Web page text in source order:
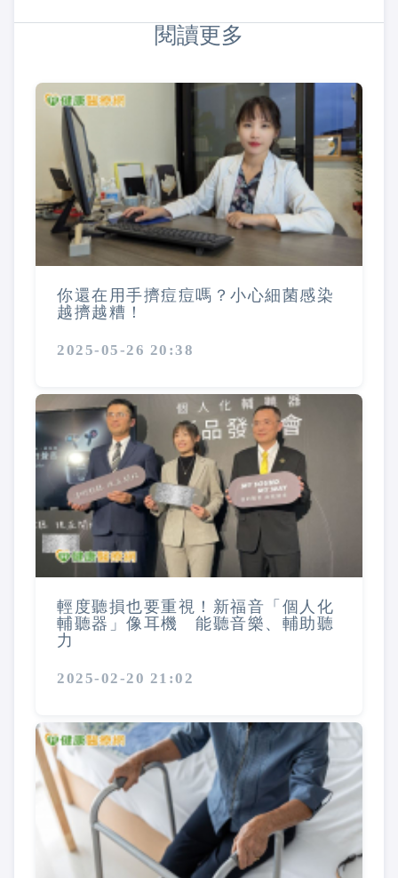
閱讀更多
你還在用手擠痘痘嗎？小心細菌感染
越擠越糟！
2025-05-26 20:38
輕度聽損也要重視！新福音「個人化
輔聽器」像耳機 能聽音樂、輔助聽
力
2025-02-20 21:02